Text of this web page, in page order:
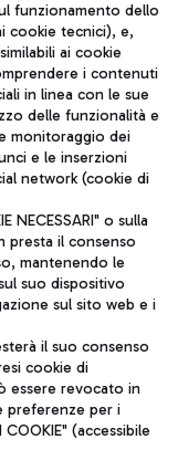
a direzione e
13032990155 P.
Fiumicino (RM)
funzionamento dello
cookie tecnici), e,
ai cookie
i contenuti
in linea con le sue
delle funzionalità e
monitoraggio dei
e le inserzioni
network (cookie di
NECESSARI" o sulla
presta il consenso
mantenendo le
suo dispositivo
sul sito web e i
il suo consenso
cookie di
essere revocato in
preferenze per i
(accessibile